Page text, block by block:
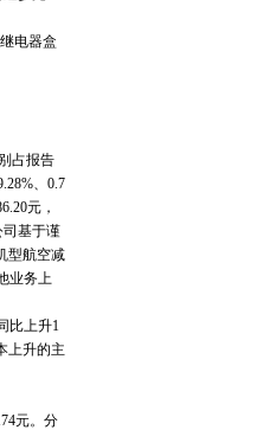
电器盒
占报告
、0.7
元，
司基于谨
型航空减
业务上
比上升1
上升的主
元。分